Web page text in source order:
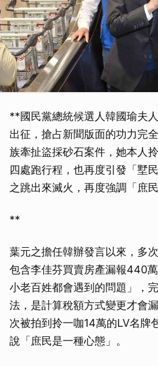
**國民黨總統候選人韓國瑜夫
出征，搶占新聞版面的功力完
族牽扯盜採砂石案件，她本人
四處跑行程，也再度引發「墅
之跳出來滅火，再度強調「庶
**
葉元之擔任韓辦發言以來，多
包含李佳芬買賣房產漏報440
小老百姓都會遇到的問題」，
法，是計算稅額方式變更才會
次被拍到拎一咖14萬的LV名牌
說「庶民是一種心態」。